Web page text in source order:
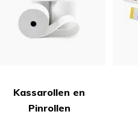
Kassarollen en
Pinrollen